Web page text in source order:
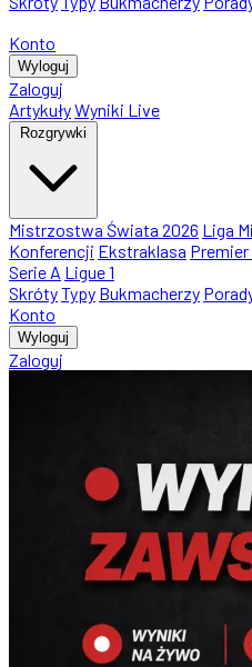
Konto
Wyloguj
Zaloguj
ArtykułyWyniki Live
Rozgrywki
Mistrzostwa Świata 2026 Liga
Konferencji Ekstraklasa
Serie A Ligue 1
SkrótyTypy Bukmacherzy
Konto
Wyloguj
Zaloguj